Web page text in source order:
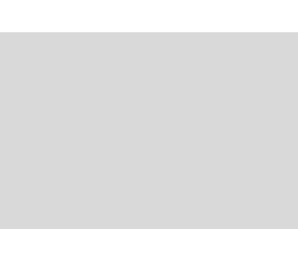
los
Twitch por sus polémicos
comentarios sobre los